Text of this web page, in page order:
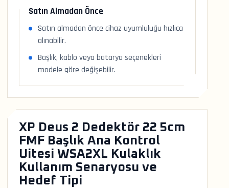
Satın Almadan Önce
Satın almadan önce cihaz uyumluluğu hızlıca
alınabilir.
Başlık, kablo veya batarya seçenekleri
modele göre değişebilir.
XP Deus 2 Dedektör 22 5cm
FMF Başlık Ana Kontrol
Uitesi WSA2XL Kulaklık
Kullanım Senaryosu ve
Hedef Tipi